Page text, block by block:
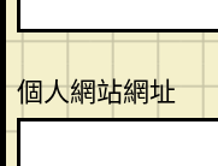
個人網站網址